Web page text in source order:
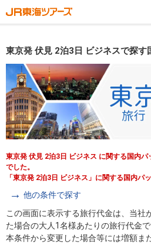
東京発 伏見 2泊3日 ビジネスで探す
東京発 伏見 2泊3日 ビジネス に関する国内
でした。
「東京発 2泊3日 ビジネス」に関する国内パ
他の条件で探す
この画面に表示する旅行代金は、当社
た場合の大人1名様あたりの旅行代金
本条件から変更した場合等には増額ま